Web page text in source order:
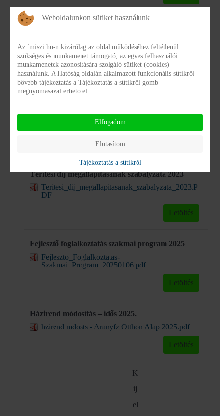
Megállapodás idősek ápoló-gondozó otthona 2023
Letöltés
Prevenció (2016. október 13-ai alapi szakmai
Térítési díj megállapításának szabályzata 2023
Teritesi_dij_megallapitasanak_szabalyzata_2023.P
DF
Letöltés
Fejlesztő foglalkoztatás szakmai program 2025
Fejleszto_Foglalkoztatas-
Szakmai_Program_20250106.pdf
Letöltés
Házirend módosítás – idős 2025.
hzirend mdosts - Aranyfz Otthon Alap 2025.pdf
Letöltés
K
ij
el
Weboldalunkon sütiket használunk
Az fmiszi.hu-n kizárólag az oldal működéséhez feltétlenül
szükséges és munkamenet támogató, az egyes felhasználói
munkamenetek azonosítására szolgáló sütiket (cookies)
használunk. A Hatóság oldalán alkalmazott funkcionális sütikről
bővebb tájékoztatás a Tájékoztatás a sütikről gomb
megnyomásával érhető el.
Elfogadom
Elutasítom
Tájékoztatás a sütikről